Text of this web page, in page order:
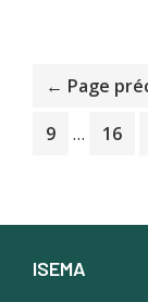
← Page
Page
9
Pages
… Page
16
Footer
ISEMA